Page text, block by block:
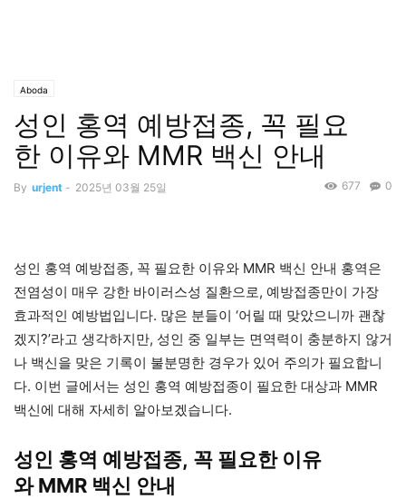
Aboda
성인 홍역 예방접종, 꼭 필요
한 이유와 MMR 백신 안내
By urjent - 2025년 03월 25일 0
677
성인 홍역 예방접종, 꼭 필요한 이유와 MMR 백신 안내 홍역은
전염성이 매우 강한 바이러스성 질환으로, 예방접종만이 가장
효과적인 예방법입니다. 많은 분들이 ‘어릴 때 맞았으니까 괜찮
겠지?’라고 생각하지만, 성인 중 일부는 면역력이 충분하지 않거
나 백신을 맞은 기록이 불분명한 경우가 있어 주의가 필요합니
다. 이번 글에서는 성인 홍역 예방접종이 필요한 대상과 MMR
백신에 대해 자세히 알아보겠습니다.
성인 홍역 예방접종, 꼭 필요한 이유
와 MMR 백신 안내